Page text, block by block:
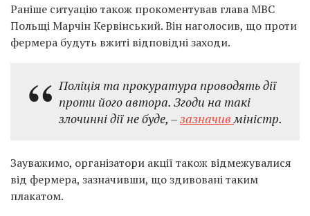
Раніше ситуацію також прокоментував глава МВС
Польщі Марчін Кервінський. Він наголосив, що проти
фермера будуть вжиті відповідні заходи.
Поліція та прокуратура проводять дії
проти його автора. Згоди на такі
злочинні дії не буде, –зазначивміністр.
Зауважимо, організатори акції також відмежувалися
від фермера, зазначивши, що здивовані таким
плакатом.